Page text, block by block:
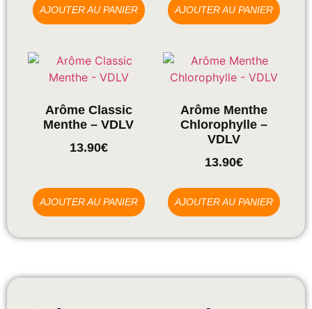
AJOUTER AU PANIER AJOUTER AU PANIER
Arôme Classic
Menthe – VDLV
13.90€
AJOUTER AU PANIER
Arôme Menthe
Chlorophylle –
VDLV
13.90€
AJOUTER AU PANIER